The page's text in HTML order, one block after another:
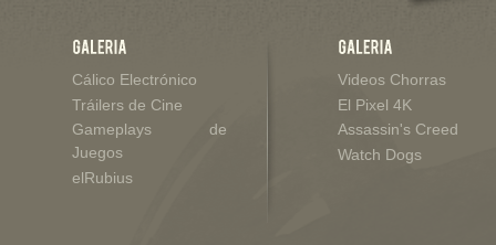
Cálico Electrónico
Tráilers de Cine
Gameplays de
Juegos
elRubius
Videos Chorras
El Pixel 4K
Assassin's Creed
Watch Dogs